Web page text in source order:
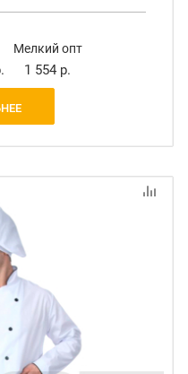
Мелкий опт
1 554 р.